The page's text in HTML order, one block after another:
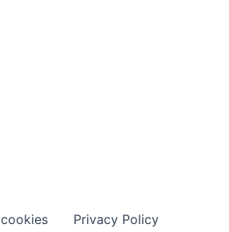
cookies Privacy Policy